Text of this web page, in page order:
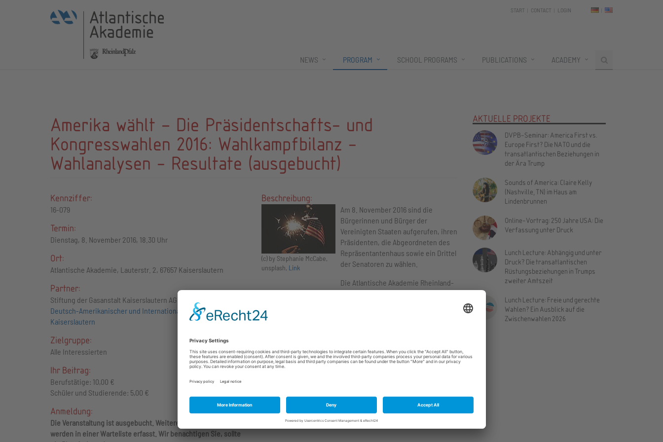
START CONTACT LOGIN
NEWS PROGRAM SCHOOL PROGRAMS PUBLICATIONS ACADEMY
Amerika wählt – Die Präsidentschafts- und
Kongresswahlen 2016: Wahlkampfbilanz -
Wahlanalysen - Resultate (ausgebucht)
Kennziffer:
16-079
Termin:
Dienstag, 8. November 2016, 18.30 Uhr
Ort:
Atlantische Akademie, Lauterstr. 2, 67657 Kaiserslautern
Partner:
Stiftung der Gasanstalt Kaiserslautern AG
Deutsch-Amerikanischer und Internationaler Frauenclub
Kaiserslautern
Zielgruppe:
Alle Interessierten
Ihr Beitrag:
Berufstätige: 10,00 €
Schüler und Studierende: 5,00 €
Anmeldung:
Die Veranstaltung ist ausgebucht. Weitere Anmeldungen
werden in einer Warteliste erfasst. Wir benachtigen Sie, sollte
Beschreibung:
(c) by Stephanie McCabe,
unsplash, Link
Am 8. November 2016 sind die
Bürgerinnen und Bürger der
Vereinigten Staaten aufgerufen, ihren
Präsidenten, die Abgeordneten des
Repräsentantenhaus sowie ein Drittel
der Senatoren zu wählen.
Die Atlantische Akademie Rheinland-
Pfalz nimmt dies zum Anlass, eine große wahlbegleitende
Deutschen und Amerikanern die Wahl zu diskutieren und zu
mit Analysen, Gesprächen, Essen, Trinken, Fernsehen und
Live-Musik vorbereitet.
(c) by Stephanie McCabe, unsplash
AKTUELLE PROJEKTE
DVPB-Seminar: America First vs.
Europe First? Die NATO und die
transatlantischen Beziehungen in
der Ära Trump
Sounds of America: Claire Kelly
(Nashville, TN) im Haus am
Lindenbrunnen
Online-Vortrag: 250 Jahre USA: Die
Verfassung unter Druck
Lunch Lecture: Abhängig und unter
Druck? Die transatlantischen
Rüstungsbeziehungen in Trumps
zweiter Amtszeit
Lunch Lecture: Freie und gerechte
Wahlen? Ein Ausblick auf die
Zwischenwahlen 2026